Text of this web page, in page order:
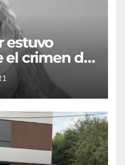
estuvo
el crimen de